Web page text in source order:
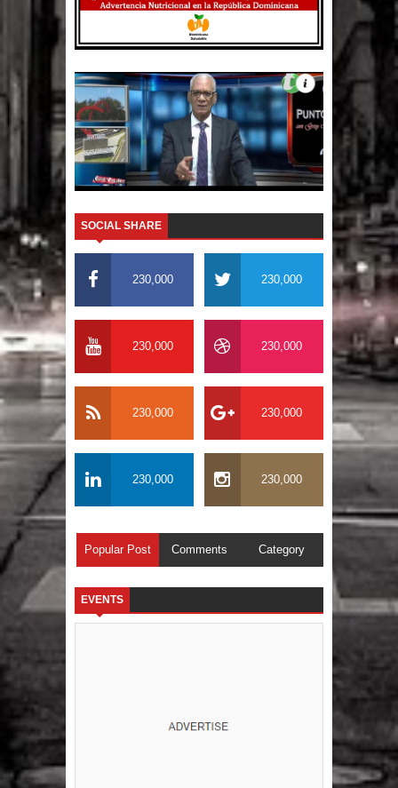
SOCIAL SHARE
230,000 230,000
230,000 230,000
230,000 230,000
230,000 230,000
Popular Post Comments Category
EVENTS